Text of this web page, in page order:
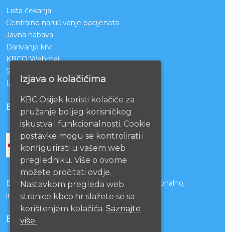
Lista čekanja
Centralno naručivanje pacijenata
Javna nabava
Darivanje krvi
KBCO Webmail
Sestrinstvo KBC Osijek
Izjava o pristupačnosti mrežnih stranica
BOLNICE PARTNERI
Bolnice s kojima je potpisan ugovor o funkcionalnoj
integraciji
EU PROJEKTI
Izjava o kolačićima
KBC Osijek koristi kolačiće za
pružanje boljeg korisničkog
iskustva i funkcionalnosti. Cookie
postavke mogu se kontrolirati i
konfigurirati u vašem web
pregledniku. Više o ovome
možete pročitati ovdje.
Nastavkom pregleda web
stranice kbco.hr slažete se sa
korištenjem kolačića. Saznajte
više.